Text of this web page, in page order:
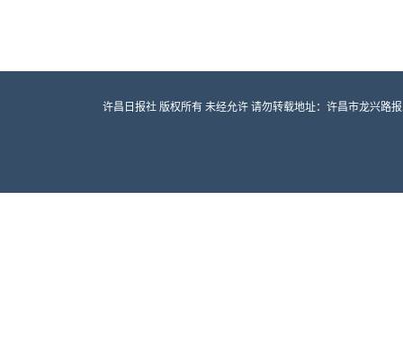
许昌日报社 版权所有 未经允许 请勿转载地址：许昌市龙兴路